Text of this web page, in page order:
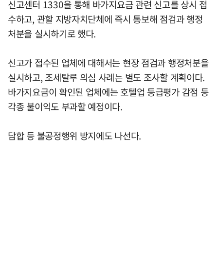
신고센터 1330을 통해 바가지요금 관련 신고를 상시 접
수하고, 관할 지방자치단체에 즉시 통보해 점검과 행정
처분을 실시하기로 했다.
신고가 접수된 업체에 대해서는 현장 점검과 행정처분을
실시하고, 조세탈루 의심 사례는 별도 조사할 계획이다.
바가지요금이 확인된 업체에는 호텔업 등급평가 감점 등
각종 불이익도 부과할 예정이다.
담합 등 불공정행위 방지에도 나선다.